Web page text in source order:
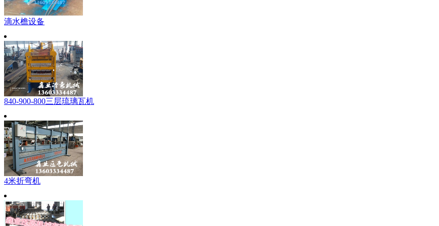
滴水檐设备
840-900-800三层琉璃瓦机
4米折弯机